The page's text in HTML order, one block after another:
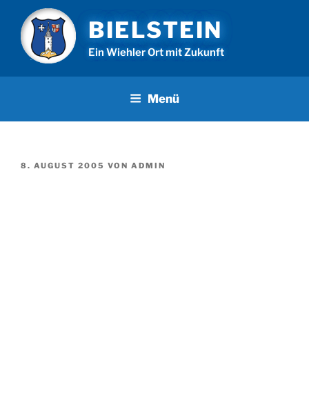
Inhalt
springen
BIELSTEIN
Ein Wiehler Ort mit Zukunft
Menü
VERÖFFENTLICHT
8. AUGUST 2005 VON ADMIN